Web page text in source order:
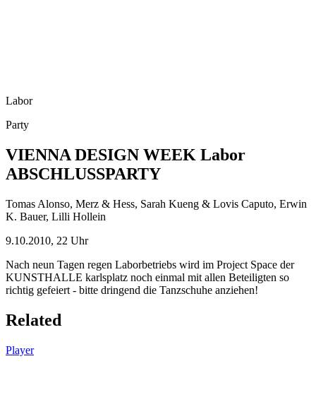
Labor
Party
VIENNA DESIGN WEEK Labor
ABSCHLUSSPARTY
Tomas Alonso, Merz & Hess, Sarah Kueng & Lovis Caputo, Erwin
K. Bauer, Lilli Hollein
9.10.2010, 22 Uhr
Nach neun Tagen regen Laborbetriebs wird im Project Space der
KUNSTHALLE karlsplatz noch einmal mit allen Beteiligten so
richtig gefeiert - bitte dringend die Tanzschuhe anziehen!
Related
Player